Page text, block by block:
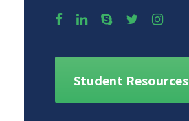
Student Resources